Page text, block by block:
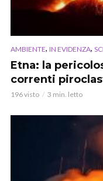
AMBIENTE, IN EVIDENZA,
Etna: la
correnti
196 visto 3 min. letto